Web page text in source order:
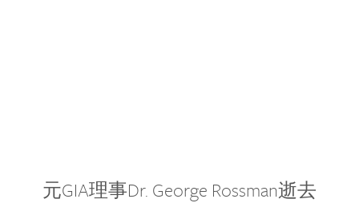
元GIA理事Dr. George Rossman逝去